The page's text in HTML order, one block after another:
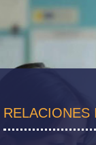
RELACIONES